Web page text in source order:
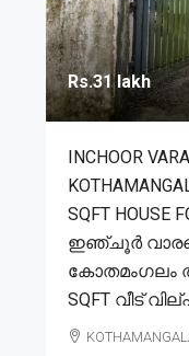
Rs.31 lakh
INCHOOR
SQFT HOUSE
ഇഞ്ചൂർ
കോതമംഗലം
SQFT വീട്